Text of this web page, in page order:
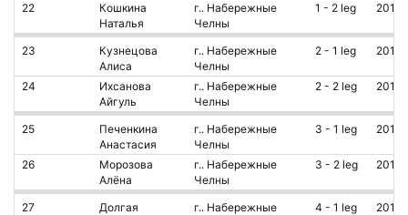
22
Кошкина
Наталья
г.. Набережные
Челны
1 - 2 leg 2011
23
Кузнецова
Алиса
г.. Набережные
Челны
2 - 1 leg 2011
24
Ихсанова
Айгуль
г.. Набережные
Челны
2 - 2 leg 2011
25
Печенкина
Анастасия
г.. Набережные
Челны
3 - 1 leg 2013
26
Морозова
Алёна
г.. Набережные
Челны
3 - 2 leg 2012
27
Долгая
г.. Набережные
4 - 1 leg 2012